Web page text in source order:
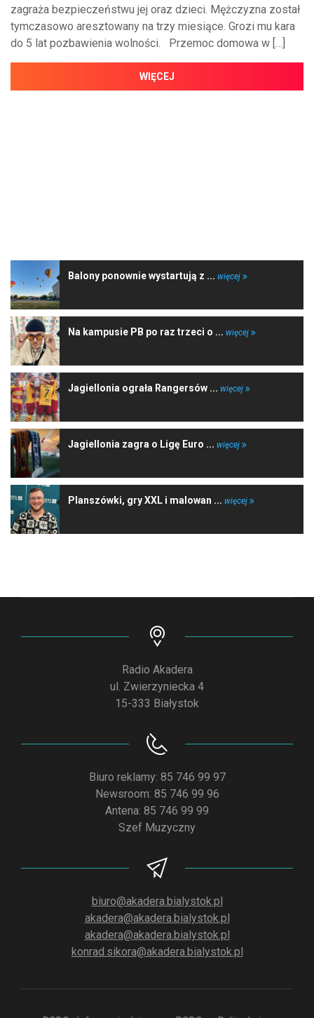
zagraża bezpieczeństwu jej oraz dzieci. Mężczyzna został
tymczasowo aresztowany na trzy miesiące. Grozi mu kara
do 5 lat pozbawienia wolności. Przemoc domowa w […]
WIĘCEJ
Balony ponownie wystartują z ... więcej
Na kampusie PB po raz trzeci o ... więcej
Jagiellonia ograła Rangersów ... więcej
Jagiellonia zagra o Ligę Euro ... więcej
Planszówki, gry XXL i malowan ... więcej
Radio Akadera
ul. Zwierzyniecka 4
15-333 Białystok
Biuro reklamy: 85 746 99 97
Newsroom: 85 746 99 96
Antena: 85 746 99 99
Szef Muzyczny
biuro@akadera.bialystok.pl
akadera@akadera.bialystok.pl
akadera@akadera.bialystok.pl
konrad.sikora@akadera.bialystok.pl